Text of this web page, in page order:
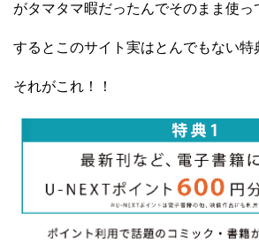
がタマタマ暇だったんでそのまま使っ
するとこのサイト実はとんでもない特
それがこれ！！